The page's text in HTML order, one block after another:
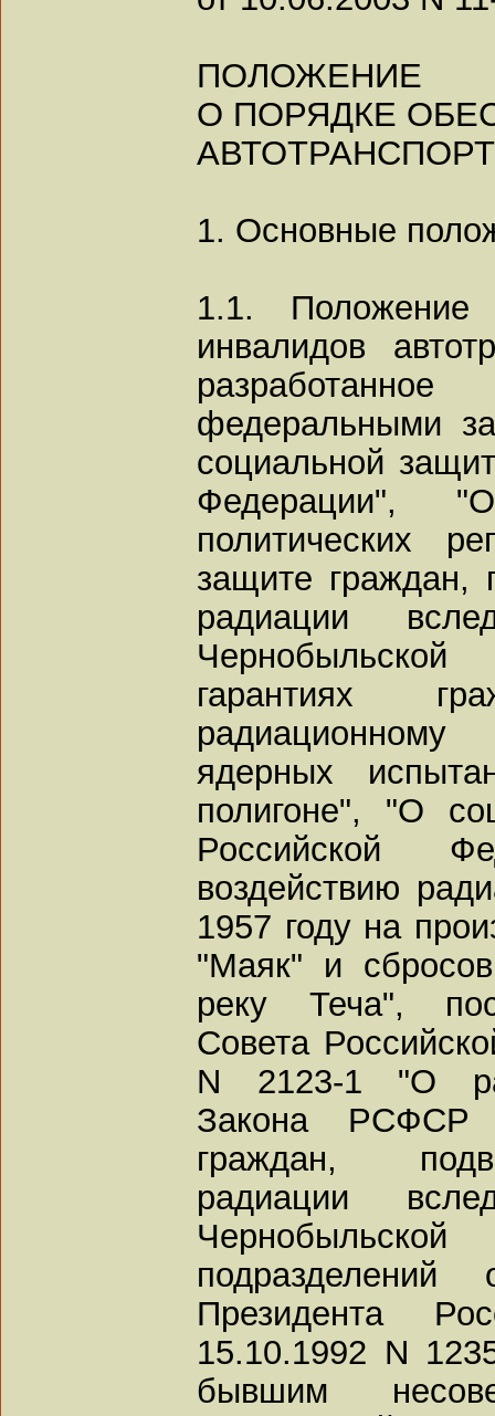
ПОЛОЖЕНИЕ
О ПОРЯДКЕ
1. Основные
1.1. Положение
инвалидов
федеральными
социальной
Федерации",
политических
защите граждан,
радиации
гарантиях
радиационному
ядерных
полигоне", "О
Российской
воздействию
1957 году на
"Маяк" и
реку Теча",
Совета
N 2123-1 "О
Закона РСФСР
граждан,
радиации
Президента
15.10.1992 N
бывшим